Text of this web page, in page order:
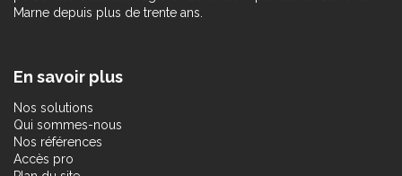
Marne depuis plus de trente ans.
En savoir plus
Nos solutions
Qui sommes-nous
Nos références
Accès pro